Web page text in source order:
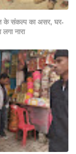
के संकल्प का असर, घर-
नारा